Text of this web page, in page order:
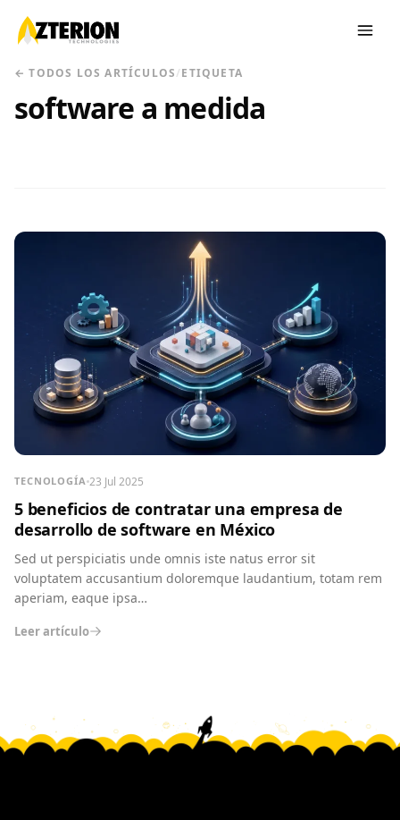
← TODOS LOS ARTÍCULOS/ETIQUETA
software a medida
TECNOLOGÍA 23 Jul 2025
5 beneficios de contratar una empresa de
desarrollo de software en México
Sed ut perspiciatis unde omnis iste natus error sit
voluptatem accusantium doloremque laudantium, totam rem
aperiam, eaque ipsa…
Leer artículo